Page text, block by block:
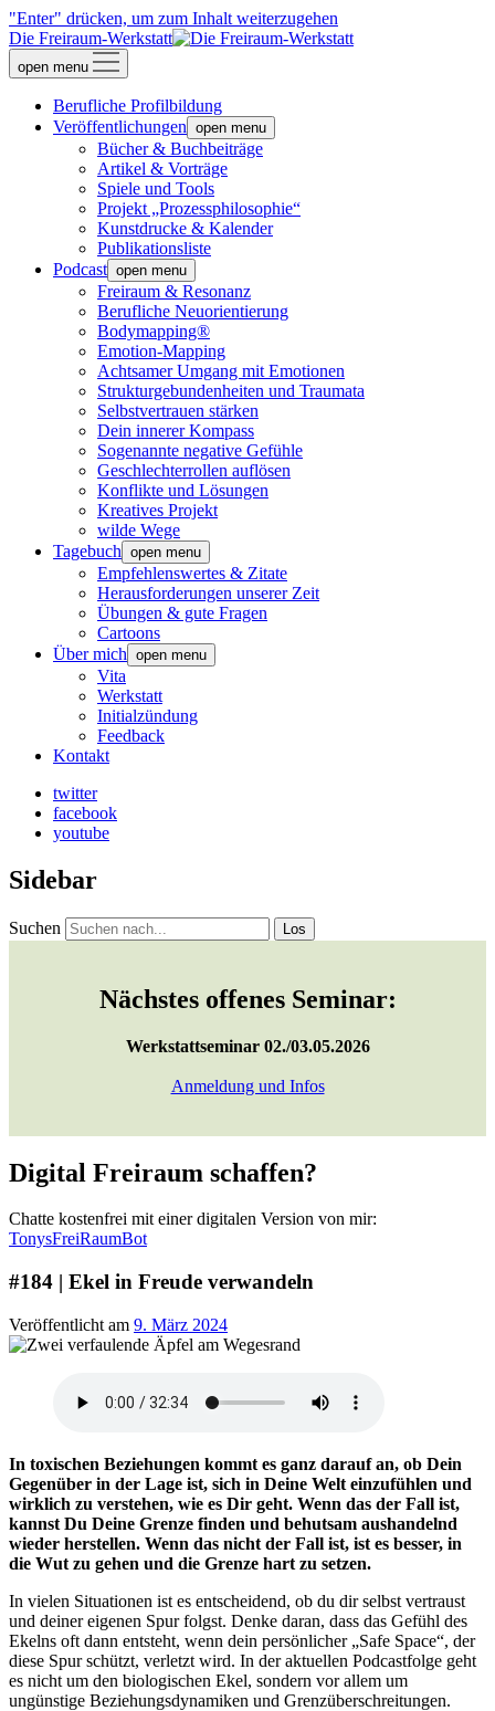
"Enter" drücken, um zum Inhalt weiterzugehen
Die Freiraum-Werkstatt
open menu
Berufliche Profilbildung
Veröffentlichungen open menu
Bücher & Buchbeiträge
Artikel & Vorträge
Spiele und Tools
Projekt „Prozessphilosophie“
Kunstdrucke & Kalender
Publikationsliste
Podcast open menu
Freiraum & Resonanz
Berufliche Neuorientierung
Bodymapping®
Emotion-Mapping
Achtsamer Umgang mit Emotionen
Strukturgebundenheiten und Traumata
Selbstvertrauen stärken
Dein innerer Kompass
Sogenannte negative Gefühle
Geschlechterrollen auflösen
Konflikte und Lösungen
Kreatives Projekt
wilde Wege
Tagebuch open menu
Empfehlenswertes & Zitate
Herausforderungen unserer Zeit
Übungen & gute Fragen
Cartoons
Über mich open menu
Vita
Werkstatt
Initialzündung
Feedback
Kontakt
twitter
facebook
youtube
Sidebar
Suchen
Nächstes offenes Seminar:
Werkstattseminar 02./03.05.2026
Anmeldung und Infos
Digital Freiraum schaffen?
Chatte kostenfrei mit einer digitalen Version von mir:
TonysFreiRaumBot
#184 | Ekel in Freude verwandeln
Veröffentlicht am 9. März 2024
In toxischen Beziehungen kommt es ganz darauf an, ob Dein
Gegenüber in der Lage ist, sich in Deine Welt einzufühlen und
wirklich zu verstehen, wie es Dir geht. Wenn das der Fall ist,
kannst Du Deine Grenze finden und behutsam aushandelnd
wieder herstellen. Wenn das nicht der Fall ist, ist es besser, in
die Wut zu gehen und die Grenze hart zu setzen.
In vielen Situationen ist es entscheidend, ob du dir selbst vertraust
und deiner eigenen Spur folgst. Denke daran, dass das Gefühl des
Ekelns oft dann entsteht, wenn dein persönlicher „Safe Space“, der
diese Spur schützt, verletzt wird. In der aktuellen Podcastfolge geht
es nicht um den biologischen Ekel, sondern vor allem um
ungünstige Beziehungsdynamiken und Grenzüberschreitungen.